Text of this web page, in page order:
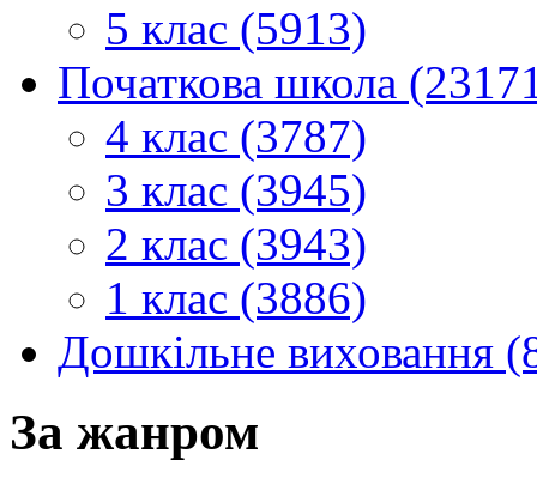
5 клас (5913)
Початкова школа
4 клас (3787)
3 клас (3945)
2 клас (3943)
1 клас (3886)
Дошкільне виховання
За жанром